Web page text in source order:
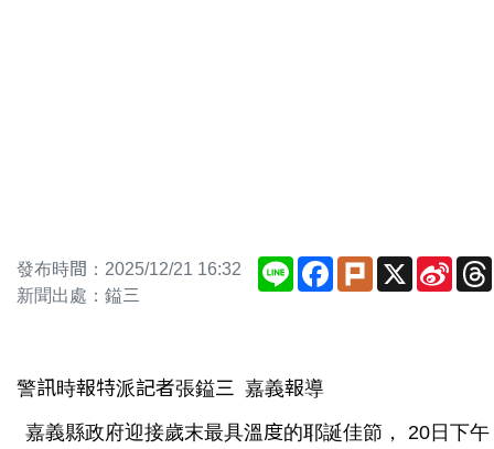
發布時間：2025/12/21 16:32
新聞出處：鎰三
Line Facebook
Plurk X
Sina
警訊時報特派記者張鎰三 嘉義報導
嘉義縣政府迎接歲末最具溫度的耶誕佳節， 20日下午